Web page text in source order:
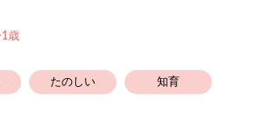
歳
たのしい 知育